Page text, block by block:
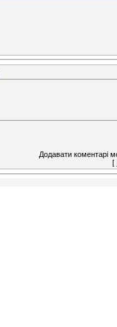
Додавати коментарі
[